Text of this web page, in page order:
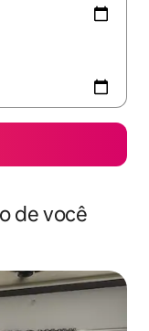
de você